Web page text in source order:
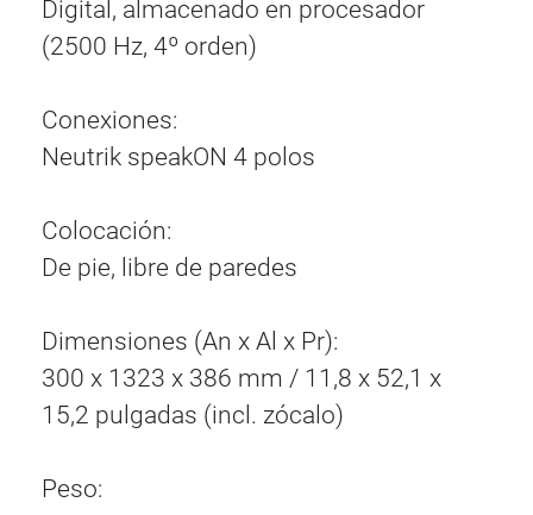
Digital, almacenado en procesador
(2500 Hz, 4º orden)
Conexiones:
Neutrik speakON 4 polos
Colocación:
De pie, libre de paredes
Dimensiones (An x Al x Pr):
300 x 1323 x 386 mm / 11,8 x 52,1 x
15,2 pulgadas (incl. zócalo)
Peso: